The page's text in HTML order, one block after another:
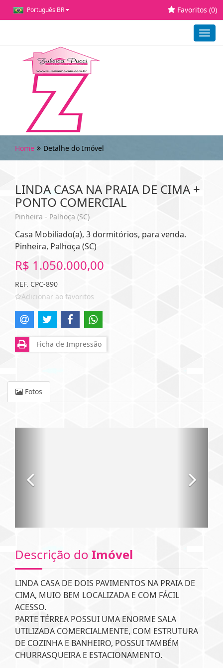
Português BR Favoritos (0)
Home Detalhe do Imóvel
LINDA CASA NA PRAIA DE CIMA +
PONTO COMERCIAL
Pinheira - Palhoça (SC)
Casa Mobiliado(a), 3 dormitórios, para venda.
Pinheira, Palhoça (SC)
R$ 1.050.000,00
REF. CPC-890
Adicionar ao favoritos
Ficha de Impressão
Fotos
Descrição do Imóvel
LINDA CASA DE DOIS PAVIMENTOS NA PRAIA DE
CIMA, MUIO BEM LOCALIZADA E COM FÁCIL
ACESSO.
PARTE TÉRREA POSSUI UMA ENORME SALA
UTILIZADA COMERCIALMENTE, COM ESTRUTURA
DE COZINHA E BANHEIRO, POSSUI TAMBÉM
CHURRASQUEIRA E ESTACIONAMENTO.